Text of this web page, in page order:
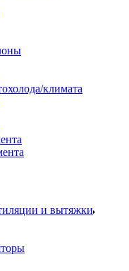
климата
и вытяжки